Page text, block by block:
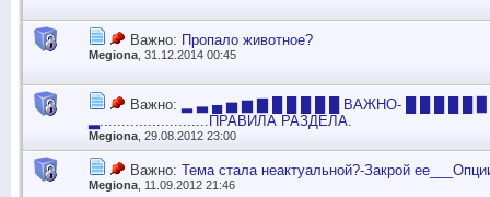
Важно: Пропало животное?
Megiona , 31.12.2014 00:45
Важно: ▂ ▃ ▄ ▅ ▆ ▇ █ █ █ █ █ ВАЖНО- █ █ █ █ █
▂.........................ПРАВИЛА РАЗДЕЛА.
Megiona, 29.08.2012 23:00
Важно: Тема стала неактуальной?-Закрой
Megiona , 11.09.2012 21:46